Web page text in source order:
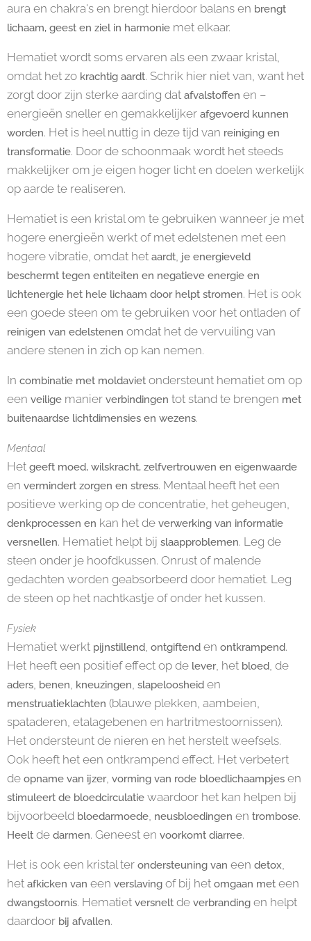
aura en chakra's en brengt hierdoor balans en brengt
lichaam, geest en ziel in harmonie met elkaar.
Hematiet wordt soms ervaren als een zwaar kristal,
omdat het zo krachtig aardt. Schrik hier niet van, want het
zorgt door zijn sterke aarding dat afvalstoffen en –
energieën sneller en gemakkelijker afgevoerd kunnen
worden. Het is heel nuttig in deze tijd van reiniging en
transformatie. Door de schoonmaak wordt het steeds
makkelijker om je eigen hoger licht en doelen werkelijk
op aarde te realiseren.
Hematiet is een kristal om te gebruiken wanneer je met
hogere energieën werkt of met edelstenen met een
hogere vibratie, omdat het aardt je energieveld
beschermt tegen entiteiten en negatieve energie en
lichtenergie het hele lichaam door helpt stromen. Het is ook
een goede steen om te gebruiken voor het ontladen of
reinigen van edelstenen omdat het de vervuiling van
andere stenen in zich op kan nemen.
In combinatie met moldaviet ondersteunt hematiet om op
een veilige manier verbindingen tot stand te brengen met
buitenaardse lichtdimensies en wezens.
Mentaal
Het geeft moed, wilskracht, zelfvertrouwen en eigenwaarde
en vermindert zorgen en stress. Mentaal heeft het een
positieve werking op de concentratie, het geheugen,
denkprocessen en kan het de verwerking van informatie
versnellen. Hematiet helpt bij slaapproblemen. Leg de
steen onder je hoofdkussen. Onrust of malende
gedachten worden geabsorbeerd door hematiet. Leg
de steen op het nachtkastje of onder het kussen.
Fysiek
Hematiet werkt pijnstillend ontgiftend en ontkrampend.
Het heeft een positief effect op de lever, het bloed , de
aders benen kneuzingen slapeloosheid en
menstruatieklachten (blauwe plekken, aambeien,
spataderen, etalagebenen en hartritmestoornissen).
Het ondersteunt de nieren en het herstelt weefsels.
Ook heeft het een ontkrampend effect. Het verbetert
de opname van ijzer, vorming van rode bloedlichaampjes en
stimuleert de bloedcirculatie waardoor het kan helpen bij
bijvoorbeeld bloedarmoede neusbloedingen en trombose.
Heelt de darmen. Geneest en voorkomt diarree.
Het is ook een kristal ter ondersteuning van een detox
het afkicken van een verslaving of bij het omgaan met een
dwangstoornis. Hematiet versnelt de verbranding en helpt
daardoor bij afvallen.